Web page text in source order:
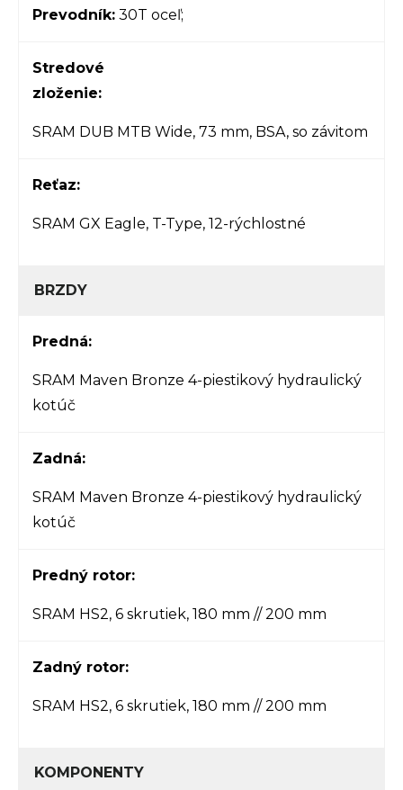
Prevodník: 30T oceľ;
Stredové
zloženie:
SRAM DUB MTB Wide, 73 mm, BSA, so závitom
Reťaz:
SRAM GX Eagle, T-Type, 12-rýchlostné
BRZDY
Predná:
SRAM Maven Bronze 4-piestikový hydraulický
kotúč
Zadná:
SRAM Maven Bronze 4-piestikový hydraulický
kotúč
Predný rotor:
SRAM HS2, 6 skrutiek, 180 mm // 200 mm
Zadný rotor:
SRAM HS2, 6 skrutiek, 180 mm // 200 mm
KOMPONENTY